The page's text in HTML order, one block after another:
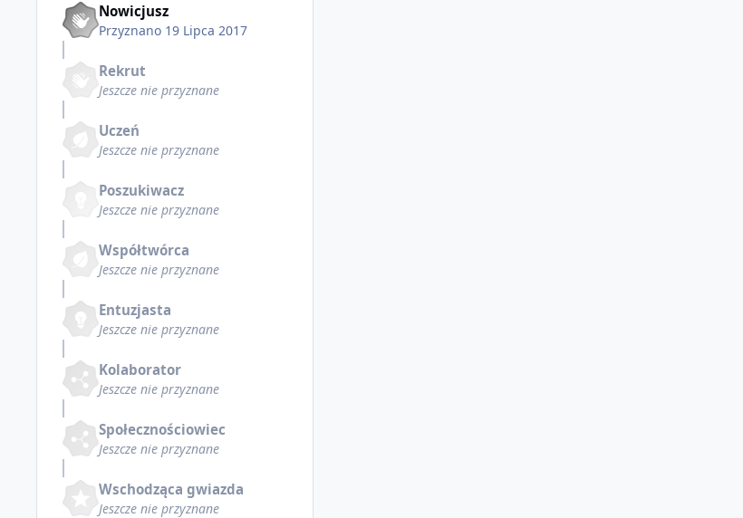
Nowicjusz
Przyznano 19 Lipca 2017
Rekrut
Jeszcze nie przyznane
Uczeń
Jeszcze nie przyznane
Poszukiwacz
Jeszcze nie przyznane
Współtwórca
Jeszcze nie przyznane
Entuzjasta
Jeszcze nie przyznane
Kolaborator
Jeszcze nie przyznane
Społecznościowiec
Jeszcze nie przyznane
Wschodząca gwiazda
Jeszcze nie przyznane